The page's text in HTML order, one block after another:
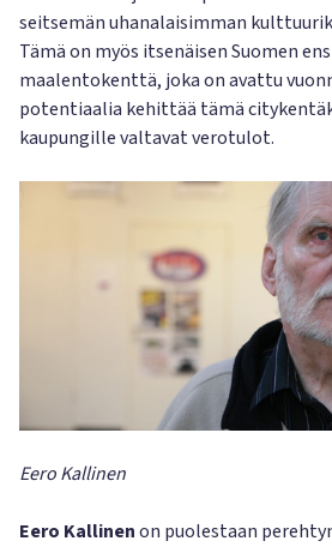
seitsemän uhanalaisimman
Tämä on myös itsenäisen Suomen
maalentokenttä, joka on avattu
potentiaalia kehittää tämä
kaupungille valtavat verotulot.
Eero Kallinen
Eero Kallinenon puolestaan